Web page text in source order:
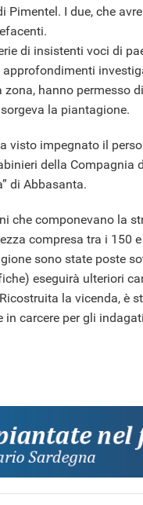
Pimentel. I due, che
di insistenti voci di
hanno permesso
la piantagione.
visto impegnato il
della
di Abbasanta.
che componevano la
compresa tra i 150
sono state poste
eseguirà ulteriori
la vicenda, è
carcere per gli